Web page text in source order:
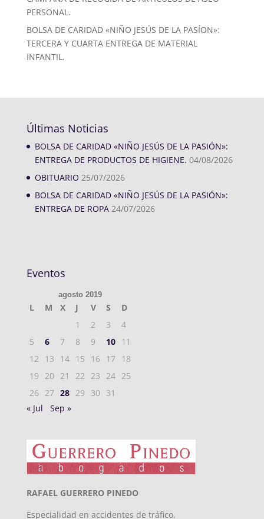
PERSONAL.
BOLSA DE CARIDAD «NIÑO JESÚS DE LA PASÍON»:
TERCERA Y CUARTA ENTREGA DE MATERIAL
INFANTIL.
Últimas Noticias
BOLSA DE CARIDAD «NIÑO JESÚS DE LA PASIÓN»:
ENTREGA DE PRODUCTOS DE HIGIENE. 04/08/2026
OBITUARIO 25/07/2026
BOLSA DE CARIDAD «NIÑO JESÚS DE LA PASIÓN»:
ENTREGA DE ROPA 24/07/2026
Eventos
agosto 2019
L M X J V S
D
1
2 3
4
5
6 7 8 9 10 11
12
13 14 15 16 17
18
19
20 21 22 23 24 25
26
27 28 29 30
31
« Jul
Sep »
RAFAEL GUERRERO PINEDO
Especialidad en accidentes de tráfico,